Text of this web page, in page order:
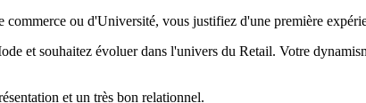
commerce ou d'Université, vous justifiez d'une première
et souhaitez évoluer dans l'univers du Retail. Votre
et un très bon relationnel.